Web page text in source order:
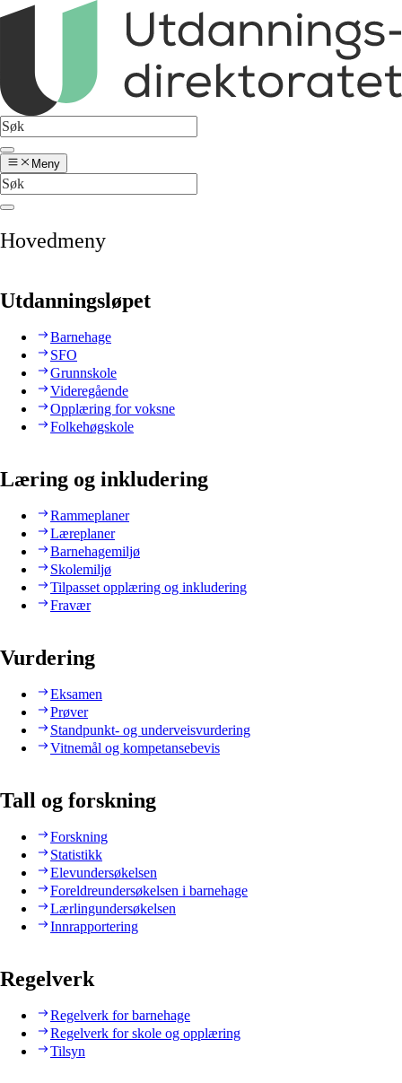
Meny
Hovedmeny
Utdanningsløpet
Barnehage
SFO
Grunnskole
Videregående
Opplæring for voksne
Folkehøgskole
Læring og inkludering
Rammeplaner
Læreplaner
Barnehagemiljø
Skolemiljø
Tilpasset opplæring og inkludering
Fravær
Vurdering
Eksamen
Prøver
Standpunkt- og underveisvurdering
Vitnemål og kompetansebevis
Tall og forskning
Forskning
Statistikk
Elevundersøkelsen
Foreldreundersøkelsen i barnehage
Lærlingundersøkelsen
Innrapportering
Regelverk
Regelverk for barnehage
Regelverk for skole og opplæring
Tilsyn